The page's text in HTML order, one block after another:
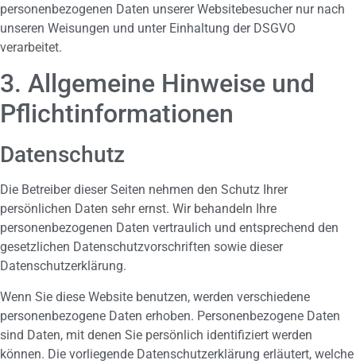
personenbezogenen Daten unserer Websitebesucher nur nach
unseren Weisungen und unter Einhaltung der DSGVO
verarbeitet.
3. Allgemeine Hinweise und
Pflicht­informationen
Datenschutz
Die Betreiber dieser Seiten nehmen den Schutz Ihrer
persönlichen Daten sehr ernst. Wir behandeln Ihre
personenbezogenen Daten vertraulich und entsprechend den
gesetzlichen Datenschutzvorschriften sowie dieser
Datenschutzerklärung.
Wenn Sie diese Website benutzen, werden verschiedene
personenbezogene Daten erhoben. Personenbezogene Daten
sind Daten, mit denen Sie persönlich identifiziert werden
können. Die vorliegende Datenschutzerklärung erläutert, welche